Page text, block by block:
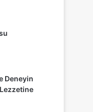
Deneyin